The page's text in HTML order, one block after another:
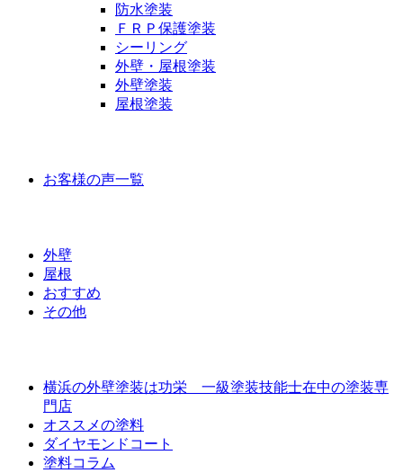
防水塗装
ＦＲＰ保護塗装
シーリング
外壁・屋根塗装
外壁塗装
屋根塗装
お客様の声一覧
外壁
屋根
おすすめ
その他
横浜の外壁塗装は功栄 一級塗装技能士在中の塗装専
門店
オススメの塗料
ダイヤモンドコート
塗料コラム